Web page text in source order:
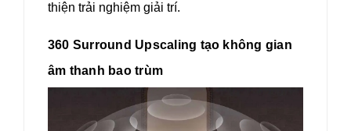
thiện trải nghiệm giải trí.
360 Surround Upscaling tạo không gian
âm thanh bao trùm